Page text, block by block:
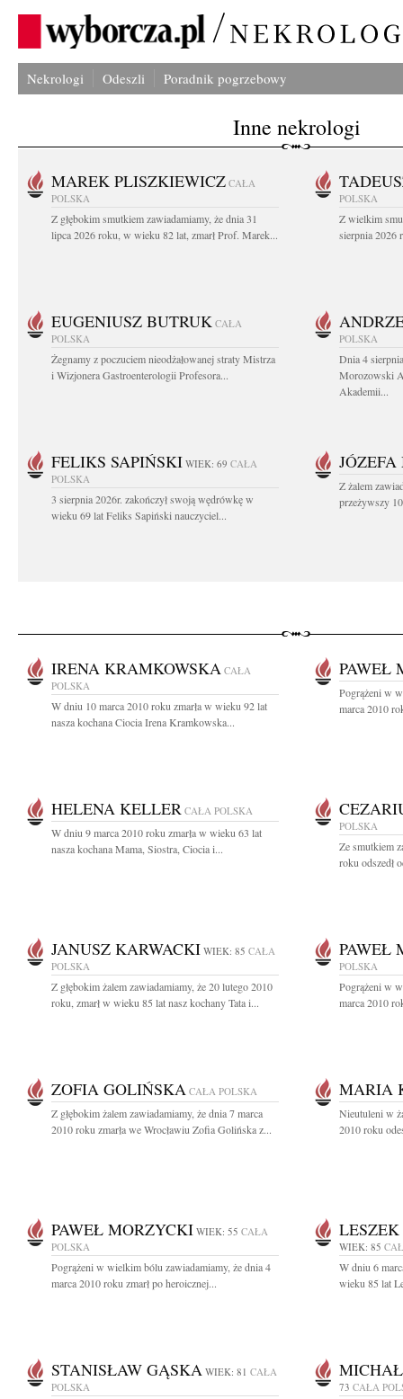
Nekrologi Odeszli Poradnik pogrzebowy
Inne nekrologi
MAREK PLISZKIEWICZ CAŁA
POLSKA
Z głębokim smutkiem zawiadamiamy, że dnia 31
lipca 2026 roku, w wieku 82 lat, zmarł Prof. Marek...
POLSKA
Z wielkim
sierpnia 2026
EUGENIUSZ BUTRUK CAŁA
POLSKA
Żegnamy z poczuciem nieodżałowanej straty Mistrza
i Wizjonera Gastroenterologii Profesora...
POLSKA
Dnia 4
Morozowski
Akademii...
FELIKS SAPIŃSKI WIEK: 69 CAŁA
POLSKA
3 sierpnia 2026r. zakończył swoją wędrówkę w
wieku 69 lat Feliks Sapiński nauczyciel...
Z żalem
przeżywszy
IRENA KRAMKOWSKA CAŁA
POLSKA
W dniu 10 marca 2010 roku zmarła w wieku 92 lat
nasza kochana Ciocia Irena Kramkowska...
PAWEŁ
Pogrążeni w
marca 2010
HELENA KELLER CAŁA POLSKA
W dniu 9 marca 2010 roku zmarła w wieku 63 lat
nasza kochana Mama, Siostra, Ciocia i...
POLSKA
Ze smutkiem
roku odszedł
JANUSZ KARWACKI WIEK: 85 CAŁA
POLSKA
Z głębokim żalem zawiadamiamy, że 20 lutego 2010
roku, zmarł w wieku 85 lat nasz kochany Tata i...
PAWEŁ
POLSKA
Pogrążeni w
marca 2010
ZOFIA GOLIŃSKA CAŁA POLSKA
Z głębokim żalem zawiadamiamy, że dnia 7 marca
2010 roku zmarła we Wrocławiu Zofia Golińska z...
MARIA
Nieutuleni w
2010 roku
PAWEŁ MORZYCKI WIEK: 55 CAŁA
POLSKA
Pogrążeni w wielkim bólu zawiadamiamy, że dnia 4
marca 2010 roku zmarł po heroicznej...
WIEK: 85
W dniu 6
wieku 85 lat
STANISŁAW GĄSKA WIEK: 81 CAŁA
POLSKA
73 CAŁA